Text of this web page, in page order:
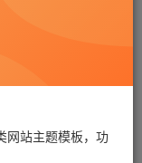
菜鸟网络、钟鼎
多家银行及机构
交易平台“卡行
网站主题模板，功